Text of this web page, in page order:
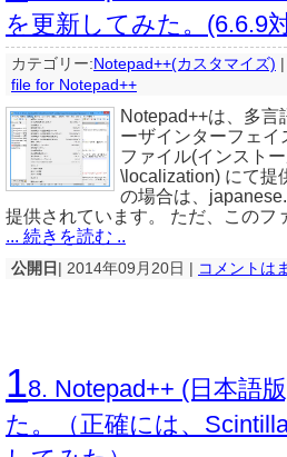
を更新してみた。(6.6.9
カテゴリー:Notepad++(カスタマイズ) |
file for Notepad++
Notepad++は、多言
ーザインターフェイ
ファイル(インスト
\localization) にて提
の場合は、
提供されています。 ただ、このフ
... 続きを読む ..
公開日 | 2014年09月20日 | コメントは
18. Notepad++ (日本語
た。（正確には、